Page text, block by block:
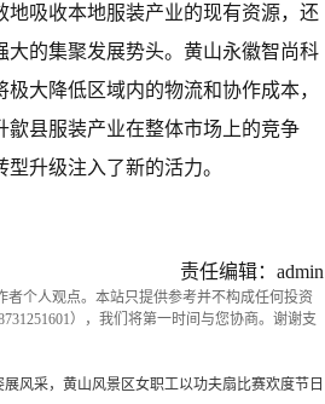
吸收本地服装产业的现有资源，还
的集聚发展势头。黄山永徽智尚科
大降低区域内的物流和协作成本，
歙县服装产业在整体市场上的竞争
升级注入了新的活力。
责任编辑：admin
个人观点。本站只提供参考并不构成任何投资
），我们将第一时间与您协商。谢谢支
展风采，黄山风景区女职工以功夫扇比赛欢度节日